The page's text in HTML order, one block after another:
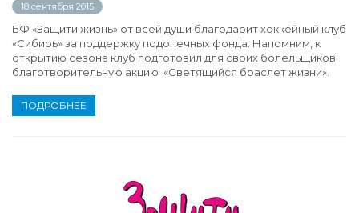
18 сентября 2015
БФ «Защити жизнь» от всей души благодарит хоккейный клуб
«Сибирь» за поддержку подопечных фонда. Напомним, к
открытию сезона клуб подготовил для своих болельщиков
благотворительную акцию «Светящийся браслет жизни».
ПОДРОБНЕЕ